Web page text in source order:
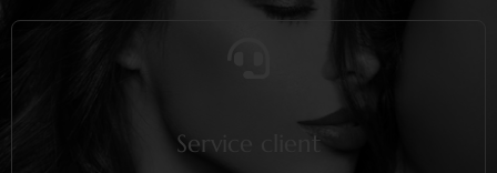
Service client